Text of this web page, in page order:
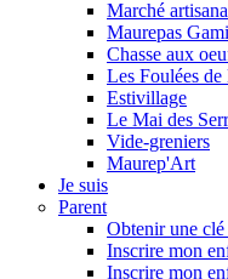
Marché
Maurepas
Chasse aux
Les Foulées de
Estivillage
Le Mai des
Vide-greniers
Maurep'Art
Je suis
Parent
Obtenir une
Inscrire mon
Inscrire mon